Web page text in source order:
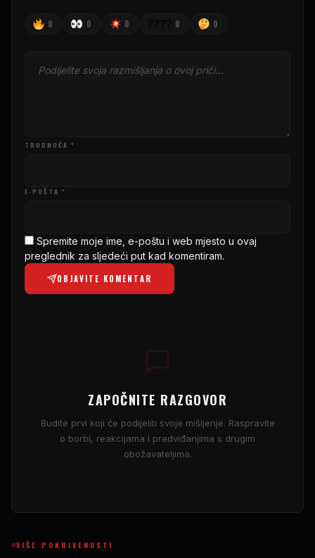
0 0 0 0 0
TRUDNOĆA *
E-POŠTA *
Spremite moje ime, e-poštu i web mjesto u ovaj
preglednik za sljedeći put kad komentiram.
OBJAVITE KOMENTAR
ZAPOČNITE RAZGOVOR
Budite prvi koji će podijeliti svoje mišljenje. Raspravite
o borbi, reakcijama i predviđanjima s drugim
obožavateljima.
VIŠE POKRIVENOSTI